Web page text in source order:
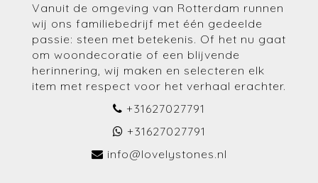
Vanuit de omgeving van Rotterdam runnen
wij ons familiebedrijf met één gedeelde
passie: steen met betekenis. Of het nu gaat
om woondecoratie of een blijvende
herinnering, wij maken en selecteren elk
item met respect voor het verhaal erachter.
+31627027791
+31627027791
info@lovelystones.nl